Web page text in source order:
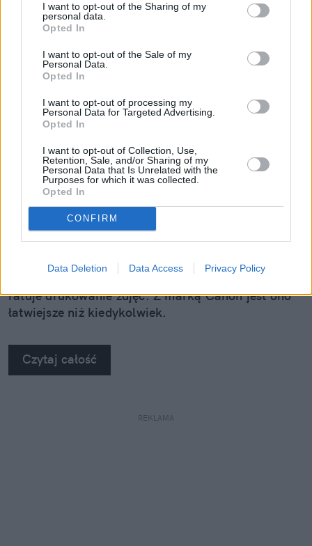
I want to opt-out of the Sharing of my
personal data.
Opted In
I want to opt-out of the Sale of my
Personal Data.
Opted In
I want to opt-out of processing my
Personal Data for Targeted Advertising.
Opted In
I want to opt-out of Collection, Use,
Retention, Sale, and/or Sharing of my
Personal Data that Is Unrelated with the
Purposes for which it was collected.
Opted In
CONFIRM
Data Deletion Data Access Privacy Policy
Mój sposób na wspomnienia z wakacji.
Stara szkoła w nowym wydaniu z
Canon
Z każdych wakacji przywozimy setki, jeśli nie
tysiące zdjęć. Jeszcze w trakcie podróży wrzucamy
je do mediów społecznościowych, później
obejrzymy kilka razy i zaczynamy zapominać. Era
cyfrowa odebrała nam masę wspomnień, które
ratuje drukowanie zdjęć. Z marką Canon jest ono
łatwiejsze niż kiedykolwiek.
Czytaj całość
REKLAMA